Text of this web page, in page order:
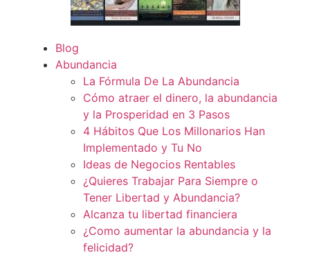
Blog
Abundancia
La Fórmula De La Abundancia
Cómo atraer el dinero, la abundancia
y la Prosperidad en 3 Pasos
4 Hábitos Que Los Millonarios Han
Implementado y Tu No
Ideas de Negocios Rentables
¿Quieres Trabajar Para Siempre o
Tener Libertad y Abundancia?
Alcanza tu libertad financiera
¿Como aumentar la abundancia y la
felicidad?